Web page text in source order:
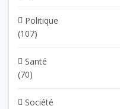
Politique
(107)
Santé
(70)
Société